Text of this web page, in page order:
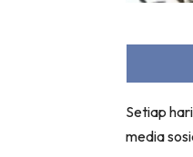
Setiap
media